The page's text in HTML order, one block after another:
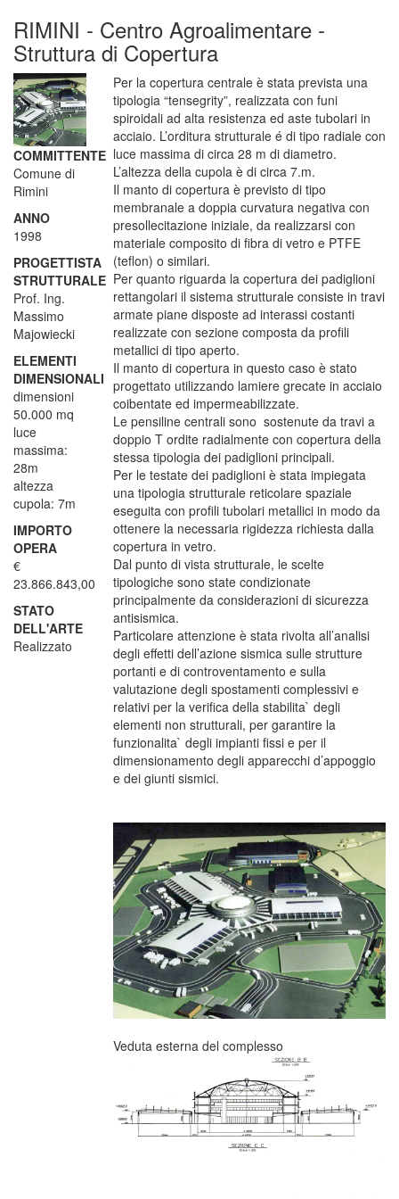
RIMINI - Centro Agroalimentare -
Struttura di Copertura
COMMITTENTE
Comune di
Rimini
ANNO
1998
PROGETTISTA
STRUTTURALE
Prof. Ing.
Massimo
Majowiecki
ELEMENTI
DIMENSIONALI
dimensioni
50.000 mq
luce
massima:
28m
altezza
cupola: 7m
IMPORTO
OPERA
€
23.866.843,00
STATO
DELL'ARTE
Realizzato
Per la copertura centrale è stata prevista una
tipologia “tensegrity”, realizzata con funi
spiroidali ad alta resistenza ed aste tubolari in
acciaio. L’orditura strutturale é di tipo radiale con
luce massima di circa 28 m di diametro.
L’altezza della cupola è di circa 7.m.
Il manto di copertura è previsto di tipo
membranale a doppia curvatura negativa con
presollecitazione iniziale, da realizzarsi con
materiale composito di fibra di vetro e PTFE
(teflon) o similari.
Per quanto riguarda la copertura dei padiglioni
rettangolari il sistema strutturale consiste in travi
armate piane disposte ad interassi costanti
realizzate con sezione composta da profili
metallici di tipo aperto.
Il manto di copertura in questo caso è stato
progettato utilizzando lamiere grecate in acciaio
coibentate ed impermeabilizzate.
Le pensiline centrali sono sostenute da travi a
doppio T ordite radialmente con copertura della
stessa tipologia dei padiglioni principali.
Per le testate dei padiglioni è stata impiegata
una tipologia strutturale reticolare spaziale
eseguita con profili tubolari metallici in modo da
ottenere la necessaria rigidezza richiesta dalla
copertura in vetro.
Dal punto di vista strutturale, le scelte
tipologiche sono state condizionate
principalmente da considerazioni di sicurezza
antisismica.
Particolare attenzione è stata rivolta all’analisi
degli effetti dell’azione sismica sulle strutture
portanti e di controventamento e sulla
valutazione degli spostamenti complessivi e
relativi per la verifica della stabilita` degli
elementi non strutturali, per garantire la
funzionalita` degli impianti fissi e per il
dimensionamento degli apparecchi d’appoggio
e dei giunti sismici.
Veduta esterna del complesso